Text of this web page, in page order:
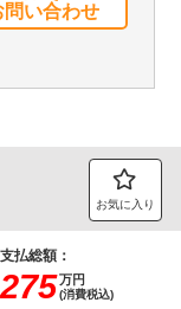
問い合わせ
お気に入り
支払総額：
275万円
(消費税込)